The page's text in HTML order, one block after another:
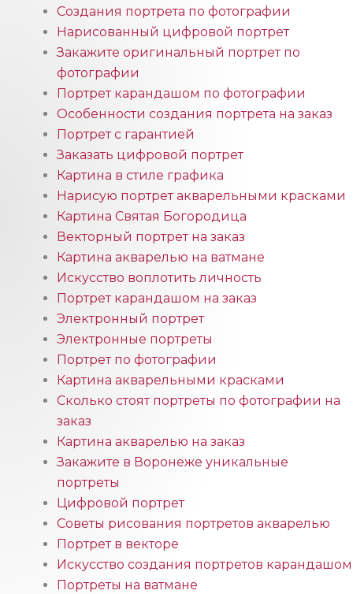
Создания портрета по фотографии
Нарисованный цифровой портрет
Закажите оригинальный портрет по
фотографии
Портрет карандашом по фотографии
Особенности создания портрета на заказ
Портрет с гарантией
Заказать цифровой портрет
Картина в стиле графика
Нарисую портрет акварельными красками
Картина Святая Богородица
Векторный портрет на заказ
Картина акварелью на ватмане
Искусство воплотить личность
Портрет карандашом на заказ
Электронный портрет
Электронные портреты
Портрет по фотографии
Картина акварельными красками
Сколько стоят портреты по фотографии на
заказ
Картина акварелью на заказ
Закажите в Воронеже уникальные
портреты
Цифровой портрет
Советы рисования портретов акварелью
Портрет в векторе
Искусство создания портретов карандашом
Портреты на ватмане